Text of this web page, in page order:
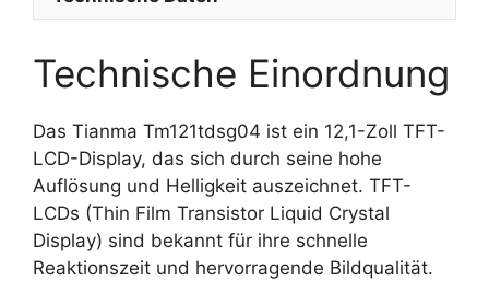
Technische Einordnung
Das Tianma Tm121tdsg04 ist ein 12,1-Zoll TFT-
LCD-Display, das sich durch seine hohe
Auflösung und Helligkeit auszeichnet. TFT-
LCDs (Thin Film Transistor Liquid Crystal
Display) sind bekannt für ihre schnelle
Reaktionszeit und hervorragende Bildqualität.